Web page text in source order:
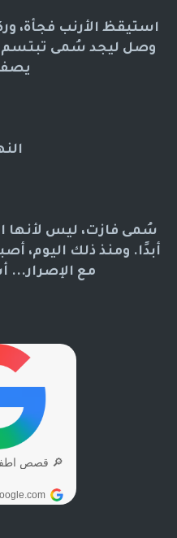
استيقظ الأرنب فجأة،
وصل ليجد سُمى تبتسم
سُمى فازت، ليس لأنها
أبدًا. ومنذ ذلك اليوم،
مع الإصرار...